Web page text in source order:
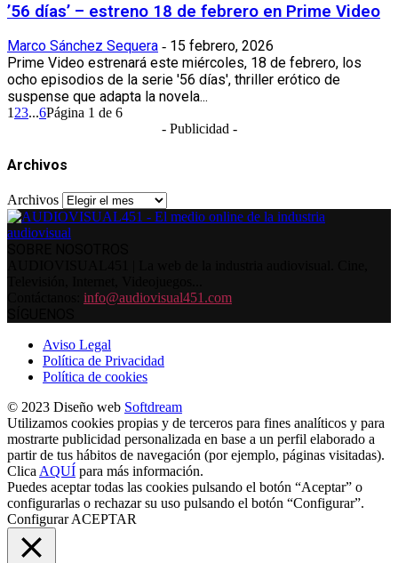
’56 días’ – estreno 18 de febrero en Prime Video
Marco Sánchez Sequera - 15 febrero, 2026
Prime Video estrenará este miércoles, 18 de febrero, los
ocho episodios de la serie '56 días', thriller erótico de
suspense que adapta la novela...
1 23...6Página 1 de 6
- Publicidad -
Archivos
Archivos
info@audiovisual451.com
Aviso Legal
Política de Privacidad
Política de cookies
© 2023 Diseño web Softdream
Utilizamos cookies propias y de terceros para fines analíticos y para
mostrarte publicidad personalizada en base a un perfil elaborado a
partir de tus hábitos de navegación (por ejemplo, páginas visitadas).
Clica AQUÍ para más información.
Puedes aceptar todas las cookies pulsando el botón “Aceptar” o
configurarlas o rechazar su uso pulsando el botón “Configurar”.
Configurar ACEPTAR